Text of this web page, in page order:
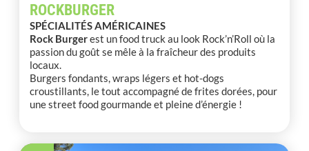
ROCKBURGER
SPÉCIALITÉS AMÉRICAINES
Rock Burgerest un food truck au look Rock’n’Roll où la
passion du goût se mêle à la fraîcheur des produits
locaux.
Burgers fondants, wraps légers et hot-dogs
croustillants, le tout accompagné de frites dorées, pour
une street food gourmande et pleine d’énergie !